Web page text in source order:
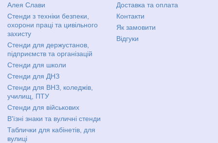
Алея Слави
Стенди з техніки безпеки,
охорони праці та цивільного
захисту
Стенди для держустанов,
підприємств та організацій
Стенди для школи
Стенди для ДНЗ
Стенди для ВНЗ, коледжів,
училищ, ПТУ
Стенди для військових
В'їзні знаки та вуличні стенди
Таблички для кабінетів, для
вулиці
Доставка та оплата
Контакти
Як замовити
Відгуки